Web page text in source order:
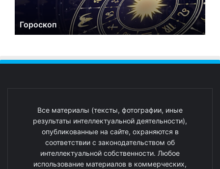
Гороскоп
Все материалы (тексты, фотографии, иные
результаты интеллектуальной деятельности),
опубликованные на сайте, охраняются в
соответствии с законодательством об
интеллектуальной собственности. Любое
использование материалов в коммерческих,